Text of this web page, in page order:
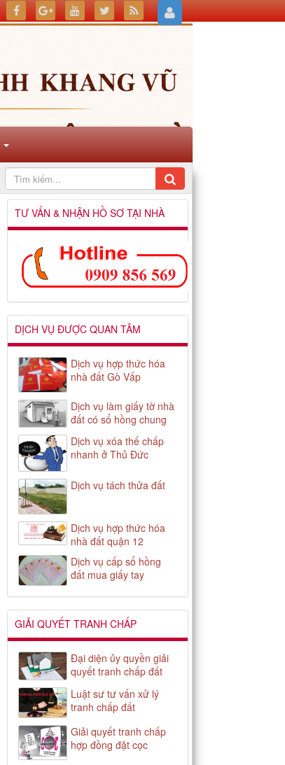
TƯ VẤN & NHẬN HỒ SƠ TẠI NHÀ
DỊCH VỤ ĐƯỢC QUAN TÂM
Dịch vụ hợp thức hóa
nhà đất Gò Vấp
Dịch vụ làm giấy tờ nhà
đất có sổ hồng chung
Dịch vụ xóa thế chấp
nhanh ở Thủ Đức
Dịch vụ tách thửa đất
Dịch vụ hợp thức hóa
nhà đất quận 12
Dịch vụ cấp sổ hồng
đất mua giấy tay
GIẢI QUYẾT TRANH CHẤP
Đại diện ủy quyền giải
quyết tranh chấp đất
Luật sư tư vấn xử lý
tranh chấp đất
Giải quyết tranh chấp
hợp đồng đặt cọc